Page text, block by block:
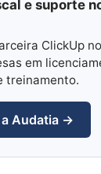
e suporte
ClickUp
em
treinamento.
a Audatia →